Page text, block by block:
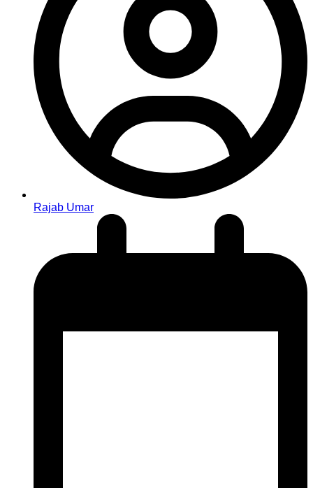
Rajab Umar